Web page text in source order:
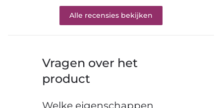
Alle recensies bekijken
Vragen over het
product
Welke eigenschappen